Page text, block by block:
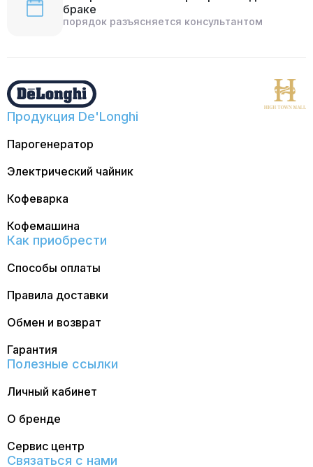
браке
порядок разъясняется консультантом
Продукция De'Longhi
Парогенератор
Электрический чайник
Кофеварка
Кофемашина
Как приобрести
Способы оплаты
Правила доставки
Обмен и возврат
Гарантия
Полезные ссылки
Личный кабинет
О бренде
Сервис центр
Связаться с нами